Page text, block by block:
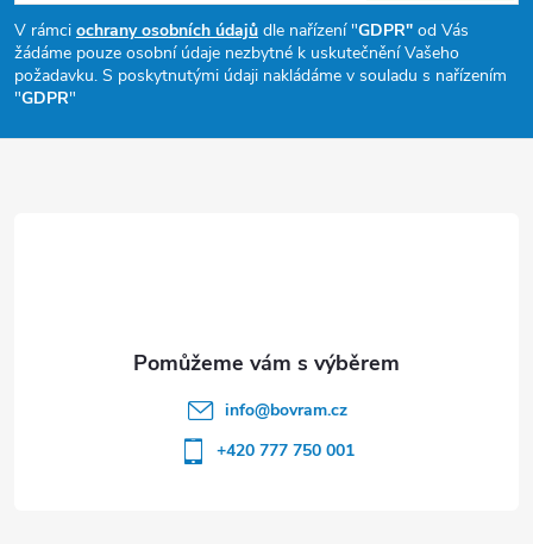
p
a
t
V rámci ochrany osobních údajů dle nařízení "GDPR" od Vás
žádáme pouze osobní údaje nezbytné k uskutečnění Vašeho
požadavku. S poskytnutými údaji nakládáme v souladu s nařízením
"GDPR"
info@bovram.cz
+420 777 750 001